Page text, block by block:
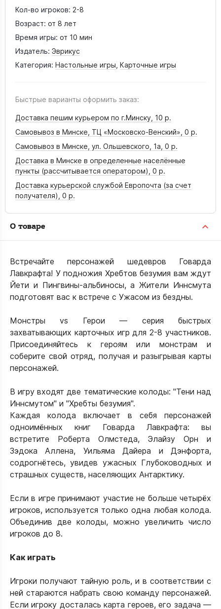
Кол-во игроков: 2-8
Возраст: от 8 лет
Время игры: от 10 мин
Издатель: Эврикус
Категория: Настольные игры Карточные игры
Быстрые варианты оформить заказ:
Доставка пешим курьером по г.Минску, 10 р.
Самовывоз в Минске, ТЦ «Московско-Венский», 0 р.
Самовывоз в Минске, ул. Ольшевского, 1а, 0 р.
Доставка в Минске в определенные населённые
пункты (рассчитывается оператором), 0 р.
Доставка курьерской службой Европочта (за счет
получателя), 0 р.
О товаре
Встречайте персонажей шедевров Говарда
Лавкрафта! У подножия Хребтов безумия вам ждут
Йети и Пингвины-альбиносы, а Жители Иннсмута
подготовят вас к встрече с Ужасом из бездны.
Монстры vs Герои — серия быстрых
захватывающих карточных игр для 2-8 участников.
Присоединяйтесь к героям или монстрам и
соберите свой отряд, получая и разыгрывая карты
персонажей.
В игру входят две тематические колоды: "Тени над
Иннсмутом" и "Хребты безумия".
Каждая колода включает в себя персонажей
одноимённых книг Говарда Лавкрафта: вы
встретите Роберта Олмстеда, Элайзу Орн и
Зэдока Аллена, Уильяма Дайера и Дэнфорта,
содрогнётесь, увидев ужасных Глубоководных и
страшных существ, населяющих Антарктику.
Если в игре принимают участие не больше четырёх
игроков, используется только одна любая колода.
Объединив две колоды, можно увеличить число
игроков до 8.
Как играть
Игроки получают тайную роль, и в соответствии с
ней стараются набрать свою команду персонажей.
Если игроку досталась карта героев, его задача —